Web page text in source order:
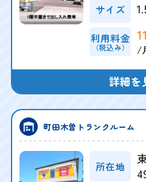
サイズ
利用料金
（税込み）
/
詳細を
町田木曽トランクルーム
所在地